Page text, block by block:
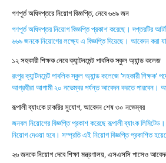
গণপূর্ত অধিদপ্তরে নিয়োগ বিজ্ঞপ্তি, নেবে ৬৬৯ জন
গণপূর্ত অধিদপ্তর নিয়োগ বিজ্ঞপ্তি প্রকাশ করেছে। দপ্তরটির
৬৬৯ জনকে নিয়োগের লক্ষ্যে এ বিজ্ঞপ্তি দিয়েছে। আবেদন করা
১২ সহকারী শিক্ষক নেবে ক্যান্টনমেন্ট পাবলিক স্কুল অ্যান্ড কলেজ
রংপুর ক্যান্টনমেন্ট পাবলিক স্কুল অ্যান্ড কলেজে ‘সহকারী শিক্ষক’
আগ্রহীরা আগামী ২০ নভেম্বর পর্যন্ত আবেদন করতে পারবেন।
রূপালী ব্যাংকে চাকরির সুযোগ, আবেদন শেষ ৩০ নভেম্বর
জনবল নিয়োগের বিজ্ঞপ্তি প্রকাশ করেছে রূপালী ব্যাংক
নিয়োগ দেওয়া হবে। সম্প্রতি এই নিয়োগ বিজ্ঞপ্তি প্রকাশিত
২৬ জনকে নিয়োগ দেবে শিক্ষা মন্ত্রণালয়, এসএসসি পাসেও